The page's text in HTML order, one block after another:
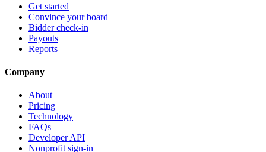
Get started
Convince your board
Bidder check-in
Payouts
Reports
Company
About
Pricing
Technology
FAQs
Developer API
Nonprofit sign-in